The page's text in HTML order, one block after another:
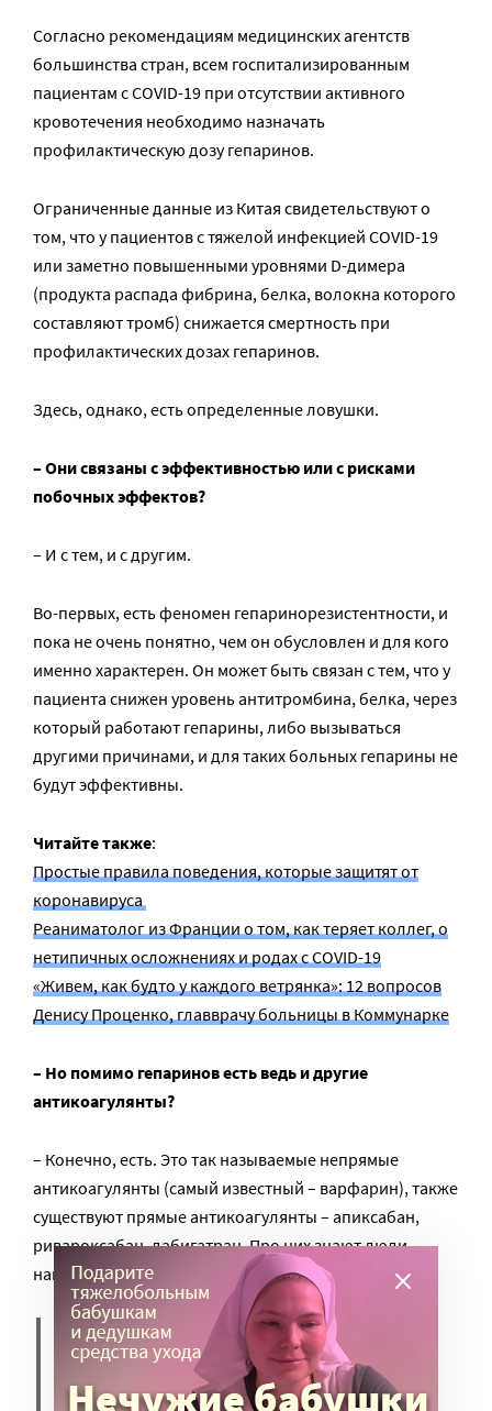
Согласно рекомендациям медицинских агентств
большинства стран, всем госпитализированным
пациентам с COVID-19 при отсутствии активного
кровотечения необходимо назначать
профилактическую дозу гепаринов.
Ограниченные данные из Китая свидетельствуют о
том, что у пациентов с тяжелой инфекцией COVID-19
или заметно повышенными уровнями D-димера
(продукта распада фибрина, белка, волокна которого
составляют тромб) снижается смертность при
профилактических дозах гепаринов.
Здесь, однако, есть определенные ловушки.
– Они связаны с эффективностью или с рисками
побочных эффектов?
– И с тем, и с другим.
Во-первых, есть феномен гепаринорезистентности, и
пока не очень понятно, чем он обусловлен и для кого
именно характерен. Он может быть связан с тем, что у
пациента снижен уровень антитромбина, белка, через
который работают гепарины, либо вызываться
другими причинами, и для таких больных гепарины не
будут эффективны.
Читайте также:
Простые правила поведения, которые защитят от
коронавируса
Реаниматолог из Франции о том, как теряет коллег, о
нетипичных осложнениях и родах с COVID-19
«Живем, как будто у каждого ветрянка»: 12 вопросов
Денису Проценко, главврачу больницы в Коммунарке
– Но помимо гепаринов есть ведь и другие
антикоагулянты?
– Конечно, есть. Это так называемые непрямые
антикоагулянты (самый известный – варфарин), также
существуют прямые антикоагулянты – апиксабан,
ривароксабан, дабигатран. Про них знают люди,
например, с мерцательной аритмией.
Применение этих лекарств,
наверное, самый спорный